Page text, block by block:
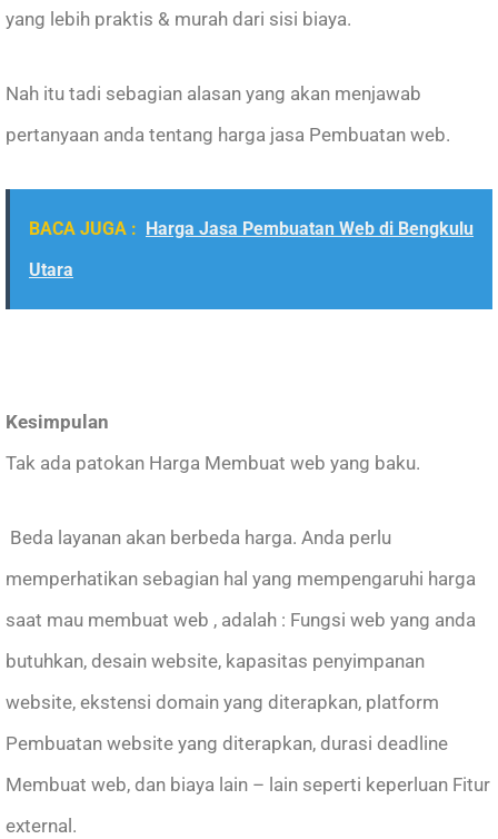
yang lebih praktis & murah dari sisi biaya.
Nah itu tadi sebagian alasan yang akan menjawab
pertanyaan anda tentang harga jasa Pembuatan web.
BACA JUGA : Harga Jasa Pembuatan Web di Bengkulu
Utara
Kesimpulan
Tak ada patokan Harga Membuat web yang baku.
Beda layanan akan berbeda harga. Anda perlu
memperhatikan sebagian hal yang mempengaruhi harga
saat mau membuat web , adalah : Fungsi web yang anda
butuhkan, desain website, kapasitas penyimpanan
website, ekstensi domain yang diterapkan, platform
Pembuatan website yang diterapkan, durasi deadline
Membuat web, dan biaya lain – lain seperti keperluan Fitur
external.